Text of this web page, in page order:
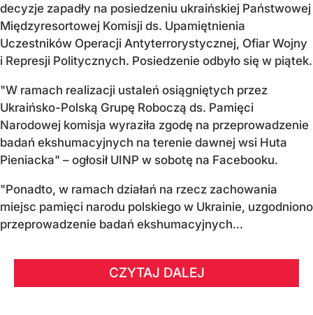
decyzje zapadły na posiedzeniu ukraińskiej Państwowej
Międzyresortowej Komisji ds. Upamiętnienia
Uczestników Operacji Antyterrorystycznej, Ofiar Wojny
i Represji Politycznych. Posiedzenie odbyło się w piątek.
"W ramach realizacji ustaleń osiągniętych przez
Ukraińsko-Polską Grupę Roboczą ds. Pamięci
Narodowej komisja wyraziła zgodę na przeprowadzenie
badań ekshumacyjnych na terenie dawnej wsi Huta
Pieniacka" – ogłosił UINP w sobotę na Facebooku.
"Ponadto, w ramach działań na rzecz zachowania
miejsc pamięci narodu polskiego w Ukrainie, uzgodniono
przeprowadzenie badań ekshumacyjnych...
CZYTAJ DALEJ